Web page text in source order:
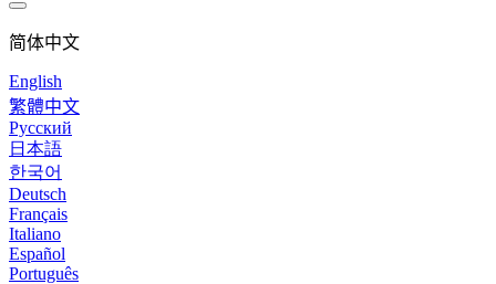
简体中文
English
繁體中文
Русский
日本語
한국어
Deutsch
Français
Italiano
Español
Português